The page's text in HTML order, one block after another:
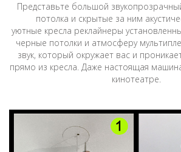
Представьте большой
потолка и скрытые за ним
уютные кресла реклайнеры
черные потолки и атмосферу
звук, который окружает вас и
прямо из кресла. Даже настоящая
кинотеатре.